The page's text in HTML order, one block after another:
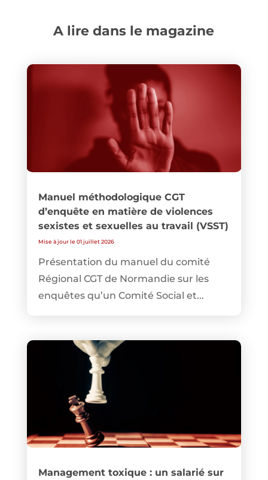
A lire dans le magazine
Manuel méthodologique CGT
d’enquête en matière de violences
sexistes et sexuelles au travail (VSST)
Mise à jour le 01 juillet 2026
Présentation du manuel du comité
Régional CGT de Normandie sur les
enquêtes qu’un Comité Social et...
Management toxique : un salarié sur